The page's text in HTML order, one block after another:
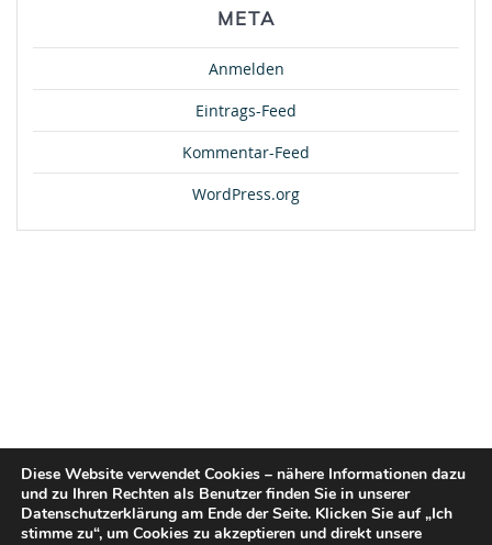
META
Anmelden
Eintrags-Feed
Kommentar-Feed
WordPress.org
Diese Website verwendet Cookies – nähere Informationen dazu
und zu Ihren Rechten als Benutzer finden Sie in unserer
Datenschutzerklärung am Ende der Seite. Klicken Sie auf „Ich
stimme zu“, um Cookies zu akzeptieren und direkt unsere